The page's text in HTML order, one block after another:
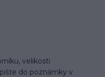
velikosti
do poznámky v